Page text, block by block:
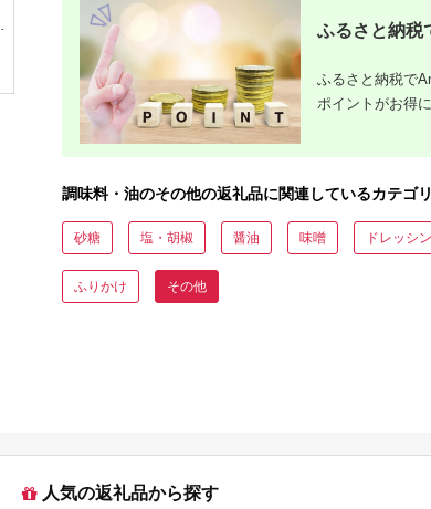
ツヅミソースDセット
2種 500ml×3本
360ml×2本
寄付金額:12,000円
【ふるさと納税】【鎌
ビネガー、薬膳ソース
、鎌倉薬膳カレー3食
5.0
16,000円
ミ ソース 大阪産
ット2種 500ml×3
内に出荷予定(土日祝
除く)》大阪府 羽曳
市 濃厚ソース と
寄付金額: 12,000 円
ふるさと納税
ふるさと納税で
ポイントがお得
調味料・油のその他の返礼品に関連しているカテゴリ
砂糖 塩・胡椒 醤油 味噌 ドレッシ
ふりかけ その他
人気の返礼品から探す